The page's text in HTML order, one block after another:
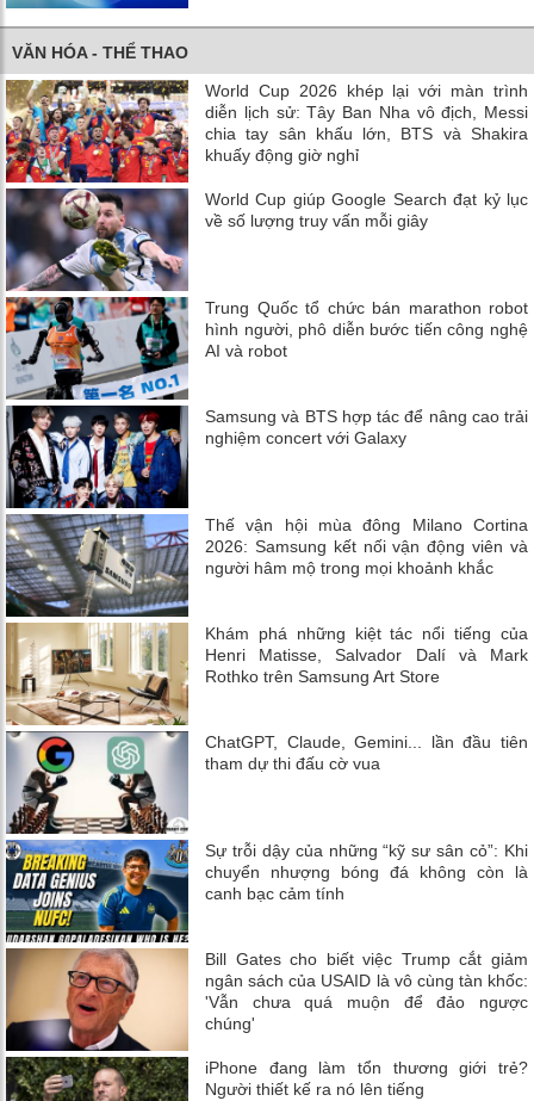
VĂN HÓA - THỂ THAO
World Cup 2026 khép lại với màn trình
diễn lịch sử: Tây Ban Nha vô địch, Messi
chia tay sân khấu lớn, BTS và Shakira
khuấy động giờ nghỉ
World Cup giúp Google Search đạt kỷ lục
về số lượng truy vấn mỗi giây
Trung Quốc tổ chức bán marathon robot
hình người, phô diễn bước tiến công nghệ
AI và robot
Samsung và BTS hợp tác để nâng cao trải
nghiệm concert với Galaxy
Thế vận hội mùa đông Milano Cortina
2026: Samsung kết nối vận động viên và
người hâm mộ trong mọi khoảnh khắc
Khám phá những kiệt tác nổi tiếng của
Henri Matisse, Salvador Dalí và Mark
Rothko trên Samsung Art Store
ChatGPT, Claude, Gemini... lần đầu tiên
tham dự thi đấu cờ vua
Sự trỗi dậy của những “kỹ sư sân cỏ”: Khi
chuyển nhượng bóng đá không còn là
canh bạc cảm tính
Bill Gates cho biết việc Trump cắt giảm
ngân sách của USAID là vô cùng tàn khốc:
'Vẫn chưa quá muộn để đảo ngược
chúng'
iPhone đang làm tổn thương giới trẻ?
Người thiết kế ra nó lên tiếng